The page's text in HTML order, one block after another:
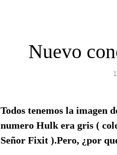
Nuevo
Todos tenemos la imagen
numero Hulk era gris (
Señor Fixit ).Pero, ¿por